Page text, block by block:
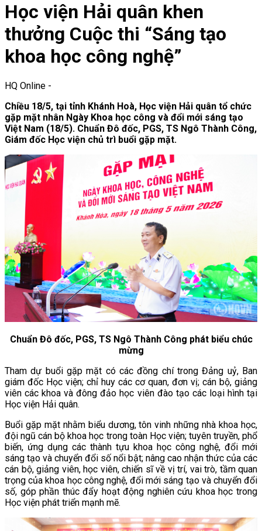
Học viện Hải quân khen
thưởng Cuộc thi “Sáng tạo
khoa học công nghệ”
HQ Online -
Chiều 18/5, tại tỉnh Khánh Hoà, Học viện Hải quân tổ chức
gặp mặt nhân Ngày Khoa học công và đổi mới sáng tạo
Việt Nam (18/5). Chuẩn Đô đốc, PGS, TS Ngô Thành Công,
Giám đốc Học viện chủ trì buổi gặp mặt.
Chuẩn Đô đốc, PGS, TS Ngô Thành Công phát biểu chúc
mừng
Tham dự buổi gặp mặt có các đồng chí trong Đảng uỷ, Ban
giám đốc Học viện; chỉ huy các cơ quan, đơn vị; cán bộ, giảng
viên các khoa và đông đảo học viên đào tạo các loại hình tại
Học viện Hải quân.
Buổi gặp mặt nhằm biểu dương, tôn vinh những nhà khoa học,
đội ngũ cán bộ khoa học trong toàn Học viện; tuyên truyền, phổ
biến, ứng dụng các thành tựu khoa học công nghệ, đổi mới
sáng tạo và chuyển đổi số nổi bật; nâng cao nhận thức của các
cán bộ, giảng viên, học viên, chiến sĩ về vị trí, vai trò, tầm quan
trọng của khoa học công nghệ, đổi mới sáng tạo và chuyển đổi
số, góp phần thúc đẩy hoạt động nghiên cứu khoa học trong
Học viện phát triển mạnh mẽ.